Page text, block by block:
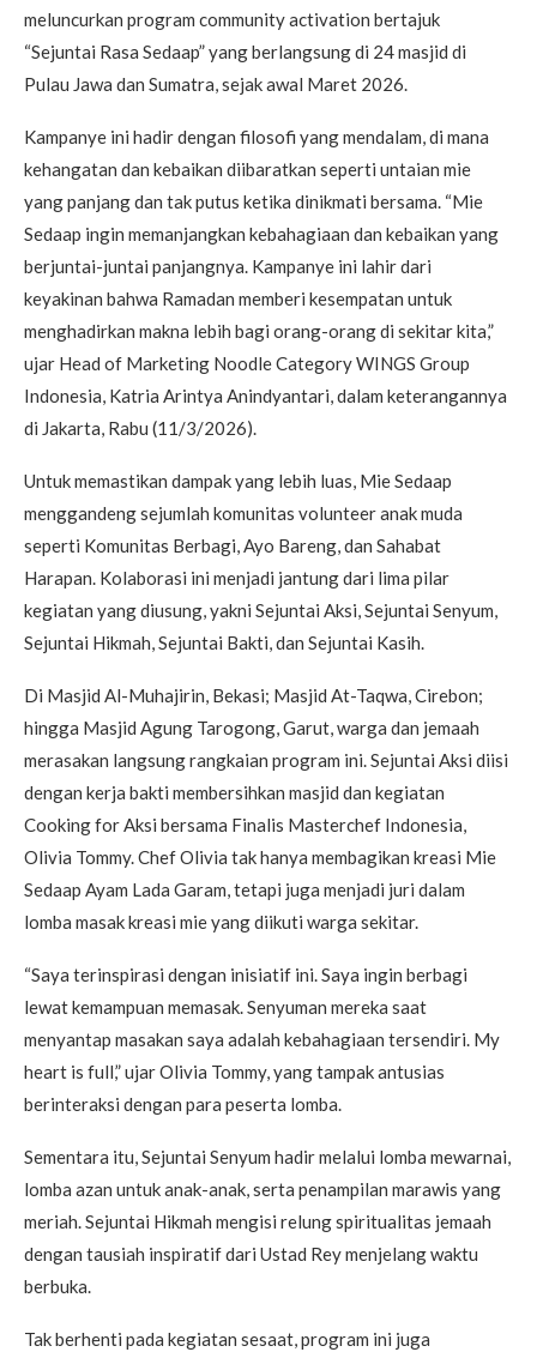
meluncurkan program community activation bertajuk
“Sejuntai Rasa Sedaap” yang berlangsung di 24 masjid di
Pulau Jawa dan Sumatra, sejak awal Maret 2026.
Kampanye ini hadir dengan filosofi yang mendalam, di mana
kehangatan dan kebaikan diibaratkan seperti untaian mie
yang panjang dan tak putus ketika dinikmati bersama. “Mie
Sedaap ingin memanjangkan kebahagiaan dan kebaikan yang
berjuntai-juntai panjangnya. Kampanye ini lahir dari
keyakinan bahwa Ramadan memberi kesempatan untuk
menghadirkan makna lebih bagi orang-orang di sekitar kita,”
ujar Head of Marketing Noodle Category WINGS Group
Indonesia, Katria Arintya Anindyantari, dalam keterangannya
di Jakarta, Rabu (11/3/2026).
Untuk memastikan dampak yang lebih luas, Mie Sedaap
menggandeng sejumlah komunitas volunteer anak muda
seperti Komunitas Berbagi, Ayo Bareng, dan Sahabat
Harapan. Kolaborasi ini menjadi jantung dari lima pilar
kegiatan yang diusung, yakni Sejuntai Aksi, Sejuntai Senyum,
Sejuntai Hikmah, Sejuntai Bakti, dan Sejuntai Kasih.
Di Masjid Al-Muhajirin, Bekasi; Masjid At-Taqwa, Cirebon;
hingga Masjid Agung Tarogong, Garut, warga dan jemaah
merasakan langsung rangkaian program ini. Sejuntai Aksi diisi
dengan kerja bakti membersihkan masjid dan kegiatan
Cooking for Aksi bersama Finalis Masterchef Indonesia,
Olivia Tommy. Chef Olivia tak hanya membagikan kreasi Mie
Sedaap Ayam Lada Garam, tetapi juga menjadi juri dalam
lomba masak kreasi mie yang diikuti warga sekitar.
“Saya terinspirasi dengan inisiatif ini. Saya ingin berbagi
lewat kemampuan memasak. Senyuman mereka saat
menyantap masakan saya adalah kebahagiaan tersendiri. My
heart is full,” ujar Olivia Tommy, yang tampak antusias
berinteraksi dengan para peserta lomba.
Sementara itu, Sejuntai Senyum hadir melalui lomba mewarnai,
lomba azan untuk anak-anak, serta penampilan marawis yang
meriah. Sejuntai Hikmah mengisi relung spiritualitas jemaah
dengan tausiah inspiratif dari Ustad Rey menjelang waktu
berbuka.
Tak berhenti pada kegiatan sesaat, program ini juga